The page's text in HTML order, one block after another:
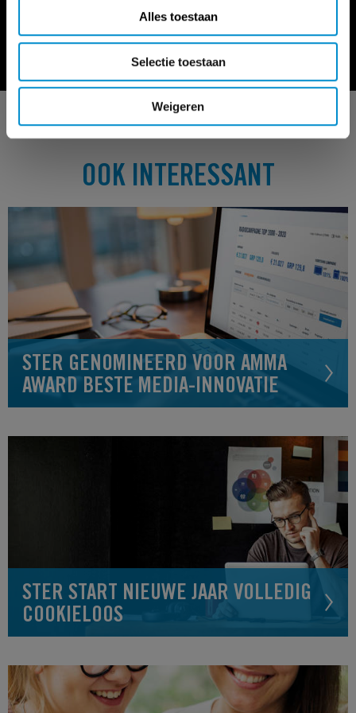
Alles toestaan
Selectie toestaan
Weigeren
uitgereikt.
OOK INTERESSANT
STER GENOMINEERD VOOR AMMA
AWARD BESTE MEDIA-INNOVATIE
STER START NIEUWE JAAR VOLLEDIG
COOKIELOOS